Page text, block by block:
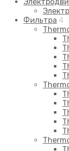
Фильтра 4